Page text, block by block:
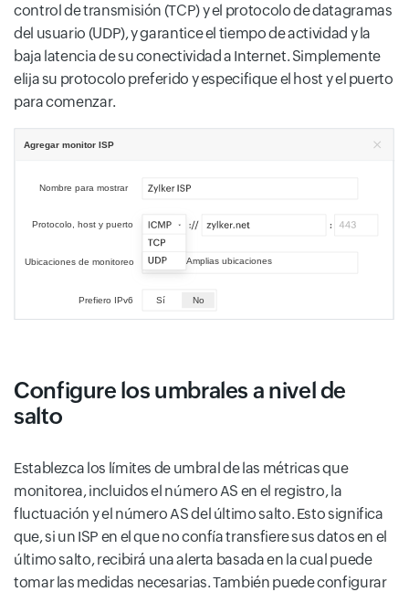
control de transmisión (TCP) y el protocolo de datagramas
del usuario (UDP), y garantice el tiempo de actividad y la
baja latencia de su conectividad a Internet. Simplemente
elija su protocolo preferido y especifique el host y el puerto
para comenzar.
Configure los umbrales a nivel de
salto
Establezca los límites de umbral de las métricas que
monitorea, incluidos el número AS en el registro, la
fluctuación y el número AS del último salto. Esto significa
que, si un ISP en el que no confía transfiere sus datos en el
último salto, recibirá una alerta basada en la cual puede
tomar las medidas necesarias. También puede configurar